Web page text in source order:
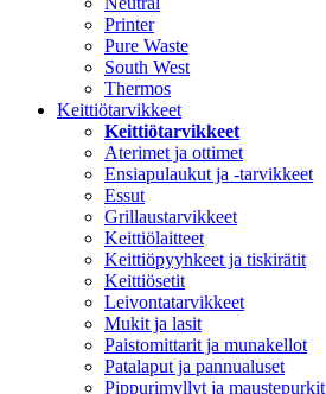
Printer
Pure Waste
South West
Thermos
Keittiötarvikkeet
Keittiötarvikkeet
Aterimet ja ottimet
Ensiapulaukut ja -tarvikkeet
Essut
Grillaustarvikkeet
Keittiölaitteet
Keittiöpyyhkeet ja tiskirätit
Keittiösetit
Leivontatarvikkeet
Mukit ja lasit
Paistomittarit ja munakellot
Patalaput ja pannualuset
Pippurimyllyt ja maustepurkit